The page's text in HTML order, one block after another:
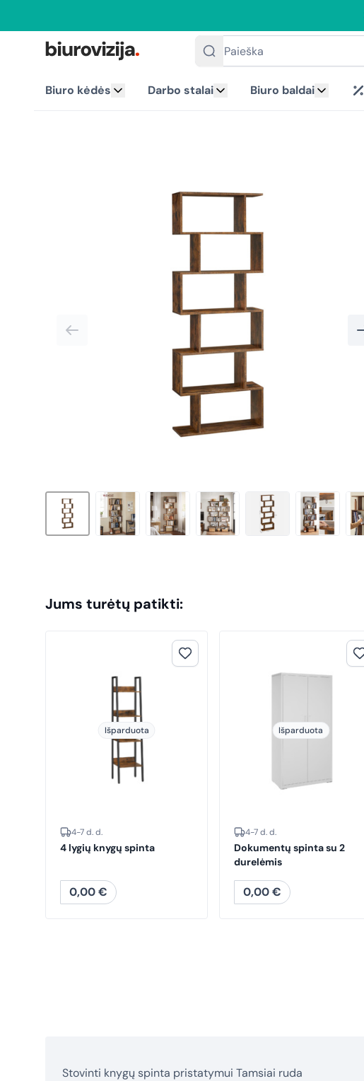
Paieška
Biuro kėdės Darbo stalai Biuro baldai
Jums turėtų patikti:
Išparduota
4-7 d. d.
4 lygių knygų spinta
0,00€
Išparduota
4-7 d. d.
Dokumentų spinta su 2
durelėmis
0,00€
Stovinti knygų spinta pristatymui Tamsiai ruda